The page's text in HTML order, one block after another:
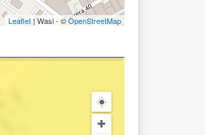
Leaflet | Wasi - ©OpenStreetMap